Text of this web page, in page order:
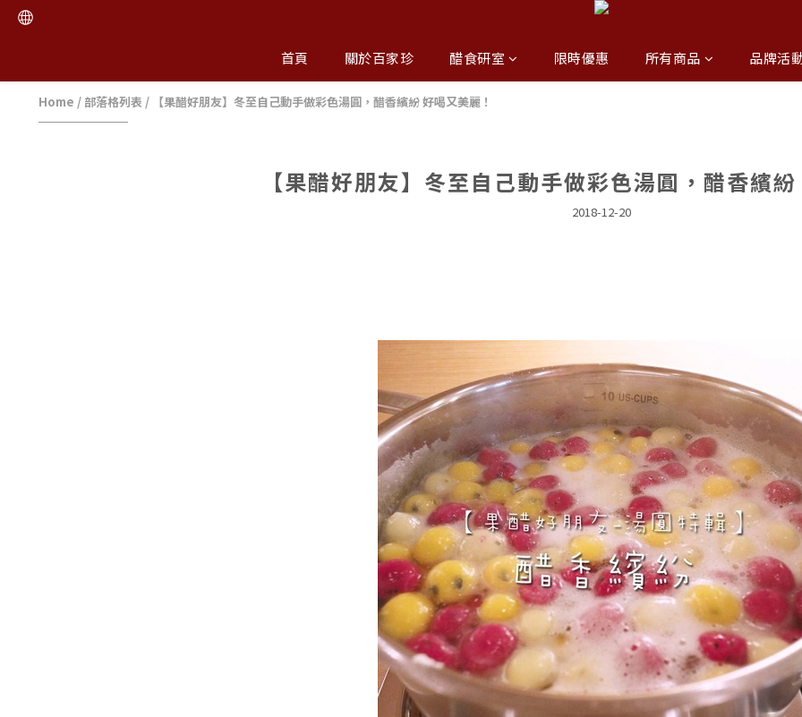
首頁 關於百家珍 醋食研室 限時優惠 所有商品 品牌活
Home / 部落格列表 / 【果醋好朋友】冬至自己動手做彩色湯圓，醋香繽紛 好喝又美麗！
【果醋好朋友】冬至自己動手做彩色湯圓，醋香繽
2018-12-20